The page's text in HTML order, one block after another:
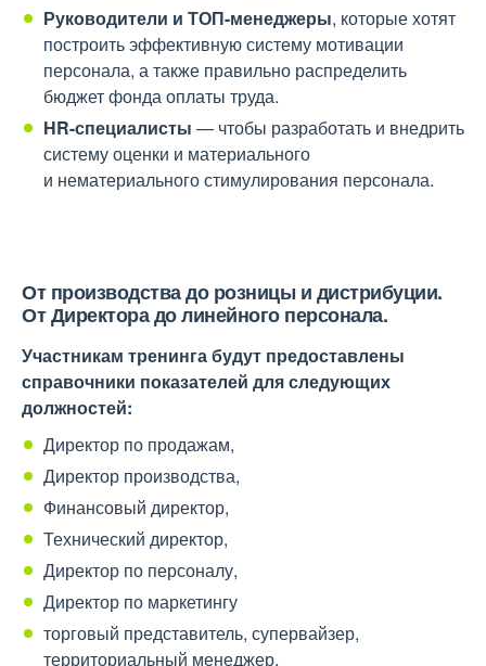
Руководители и ТОП-менеджеры, которые хотят
построить эффективную систему мотивации
персонала, а также правильно распределить
бюджет фонда оплаты труда.
HR-специалисты — чтобы разработать и внедрить
систему оценки и материального
и нематериального стимулирования персонала.
От производства до розницы и дистрибуции.
От Директора до линейного персонала.
Участникам тренинга будут предоставлены
справочники показателей для следующих
должностей:
Директор по продажам,
Директор производства,
Финансовый директор,
Технический директор,
Директор по персоналу,
Директор по маркетингу
торговый представитель, супервайзер,
территориальный менеджер,